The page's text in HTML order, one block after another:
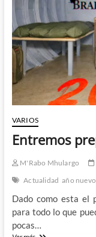
VARIOS
Entremos
M'Rabo Mhulargo
Actualidad año nuevo
Dado como esta el
para todo lo que
pocas…